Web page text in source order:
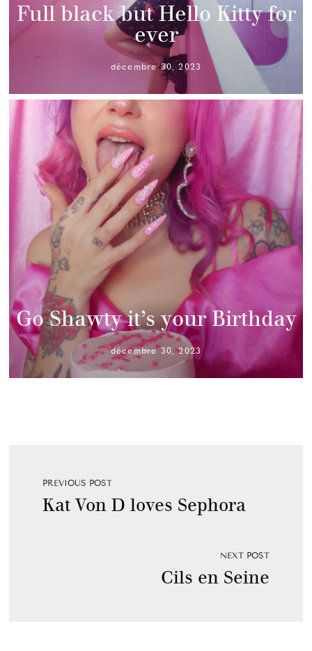
Full black but Hello Kitty for
ever
décembre 30, 2023
Go Shawty it’s your Birthday
décembre 30, 2023
PREVIOUS POST
Kat Von D loves Sephora
NEXT POST
Cils en Seine